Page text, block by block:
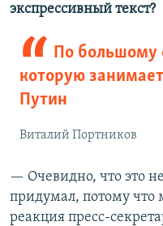
экспрессивный текст?
По большому
которую
Путин
Виталий Портников
— Очевидно, что это
придумал, потому что
реакция пресс-